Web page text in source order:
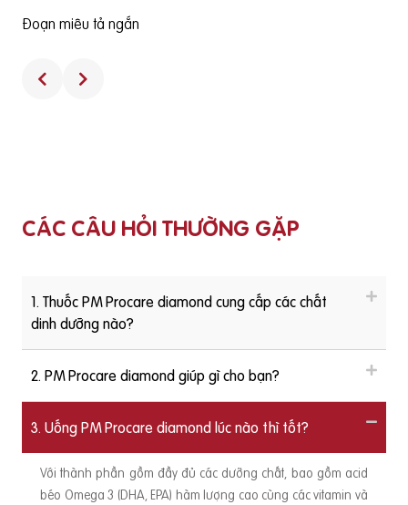
Đoạn miêu tả ngắn
CÁC CÂU HỎI THƯỜNG GẶP
1. Thuốc PM Procare diamond cung cấp các chất
dinh dưỡng nào?
2. PM Procare diamond giúp gì cho bạn?
3. Uống PM Procare diamond lúc nào thì tốt?
Với thành phần gồm đầy đủ các dưỡng chất, bao gồm acid
béo Omega 3 (DHA, EPA) hàm lượng cao cùng các vitamin và